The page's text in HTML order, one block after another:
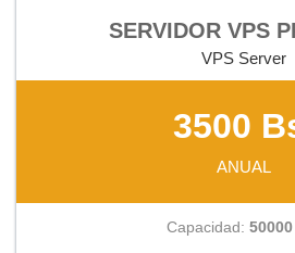
SERVIDOR VPS
VPS Server
3500
ANUAL
Capacidad: